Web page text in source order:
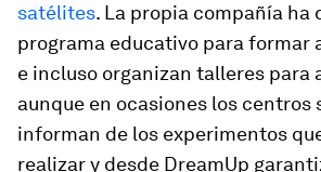
satélites. La propia compañía ha
programa educativo para formar
e incluso organizan talleres para
aunque en ocasiones los centros
informan de los experimentos
realizar y desde DreamUp